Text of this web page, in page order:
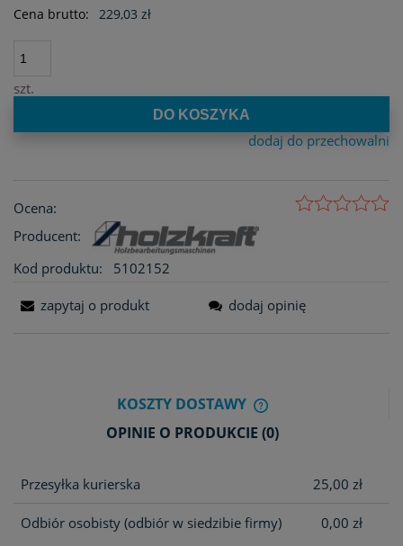
Cena brutto: 229,03 zł
szt.
DO KOSZYKA
dodaj do przechowalni
Ocena:
Producent:
Kod produktu:
5102152
zapytaj o produkt dodaj opinię
KOSZTY DOSTAWY
KOSZTÓW PŁATNOŚCI
OPINIE O PRODUKCIE (0)
Przesyłka kurierska 25,00 zł
Odbiór osobisty(odbiór w siedzibie firmy) 0,00 zł